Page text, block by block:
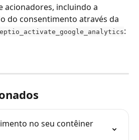
acionadores, incluindo a
do consentimento através da
:
no seu contêiner